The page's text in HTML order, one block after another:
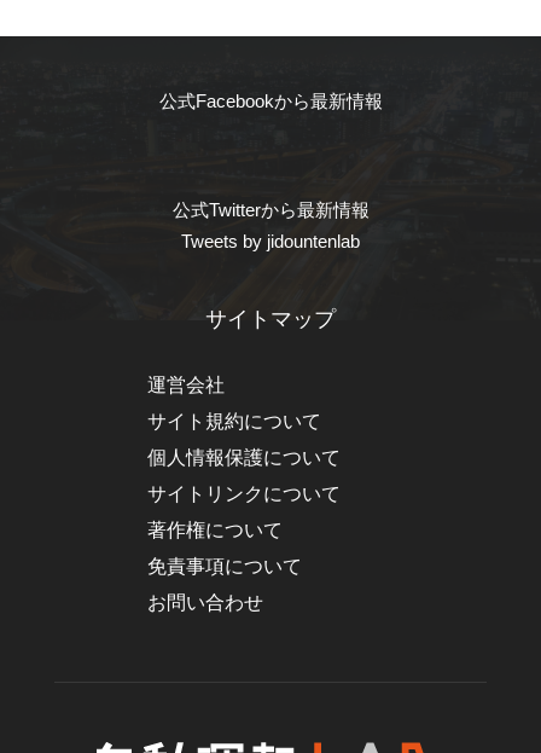
公式Facebookから最新情報
公式Twitterから最新情報
Tweets by jidountenlab
サイトマップ
運営会社
サイト規約について
個人情報保護について
サイトリンクについて
著作権について
免責事項について
お問い合わせ